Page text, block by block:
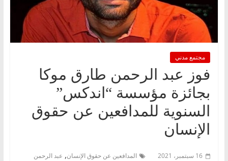
مجتمع مدني
فوز عبد الرحمن طارق موكا
بجائزة مؤسسة “اندكس”
السنوية للمدافعين عن حقوق
الإنسان
16 سبتمبر، 2021 المدافعين عن حقوق الإنسان, عبد الرحمن